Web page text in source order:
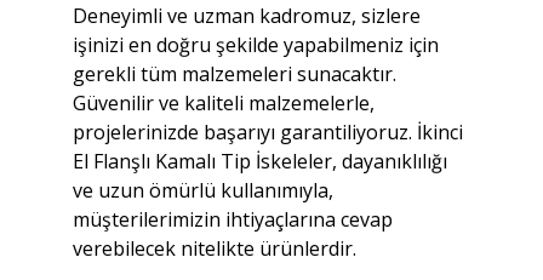
Deneyimli ve uzman kadromuz, sizlere
işinizi en doğru şekilde yapabilmeniz için
gerekli tüm malzemeleri sunacaktır.
Güvenilir ve kaliteli malzemelerle,
projelerinizde başarıyı garantiliyoruz. İkinci
El Flanşlı Kamalı Tip İskeleler, dayanıklılığı
ve uzun ömürlü kullanımıyla,
müşterilerimizin ihtiyaçlarına cevap
verebilecek nitelikte ürünlerdir.